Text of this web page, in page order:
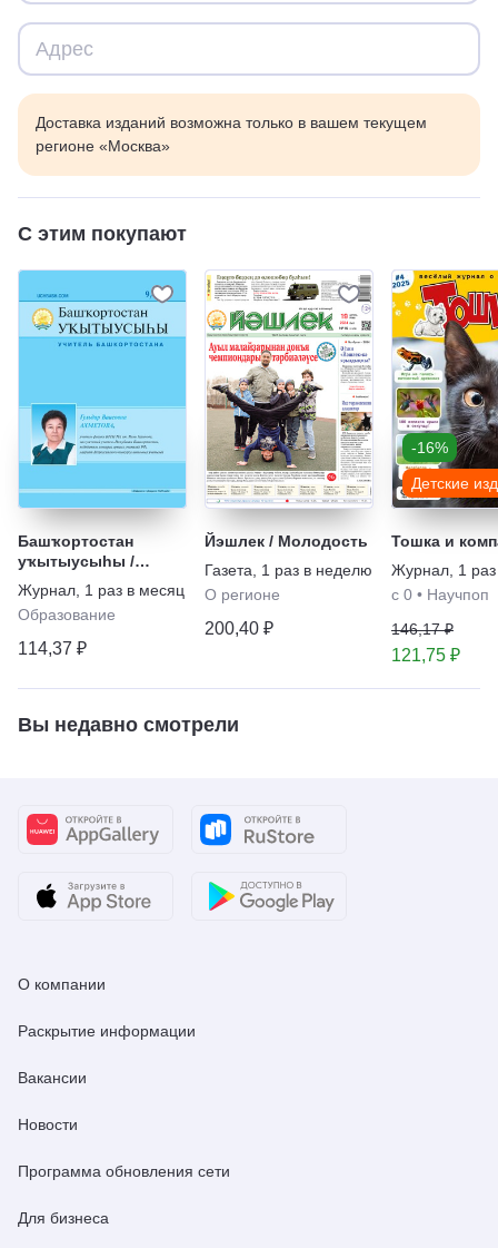
Доставка изданий возможна только в вашем текущем
регионе «Москва»
С этим покупают
Башҡортостан
уҡытыусыhы /
Учитель
Башкортостана
Журнал 1 раз в месяц
Образование
114,37 ₽
Йэшлек / Молодость
Газета
1 раз в неделю
О регионе
200,40 ₽
-16%
Детские
Тошка и
Журнал 1
с 0 • Научпоп
146,17 ₽
121,75 ₽
Вы недавно смотрели
О компании
Раскрытие информации
Вакансии
Новости
Программа обновления сети
Для бизнеса